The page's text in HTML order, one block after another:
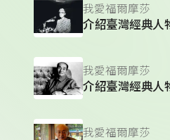
我愛福爾摩莎
介紹臺灣經典人
我愛福爾摩莎
介紹臺灣經典人
我愛福爾摩莎